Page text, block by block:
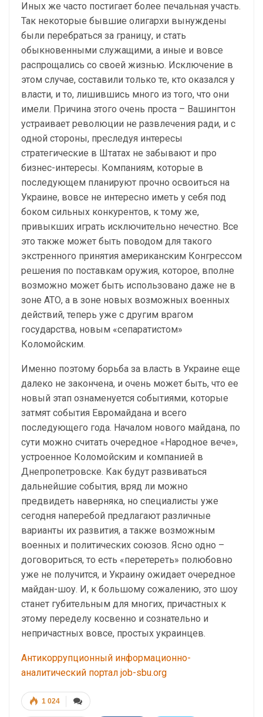
Иных же часто постигает более печальная участь.
Так некоторые бывшие олигархи вынуждены
были перебраться за границу, и стать
обыкновенными служащими, а иные и вовсе
распрощались со своей жизнью. Исключение в
этом случае, составили только те, кто оказался у
власти, и то, лишившись много из того, что они
имели. Причина этого очень проста – Вашингтон
устраивает революции не развлечения ради, и с
одной стороны, преследуя интересы
стратегические в Штатах не забывают и про
бизнес-интересы. Компаниям, которые в
последующем планируют прочно освоиться на
Украине, вовсе не интересно иметь у себя под
боком сильных конкурентов, к тому же,
привыкших играть исключительно нечестно. Все
это также может быть поводом для такого
экстренного принятия американским Конгрессом
решения по поставкам оружия, которое, вполне
возможно может быть использовано даже не в
зоне АТО, а в зоне новых возможных военных
действий, теперь уже с другим врагом
государства, новым «сепаратистом»
Коломойским.
Именно поэтому борьба за власть в Украине еще
далеко не закончена, и очень может быть, что ее
новый этап ознаменуется событиями, которые
затмят события Евромайдана и всего
последующего года. Началом нового майдана, по
сути можно считать очередное «Народное вече»,
устроенное Коломойским и компанией в
Днепропетровске. Как будут развиваться
дальнейшие события, вряд ли можно
предвидеть наверняка, но специалисты уже
сегодня наперебой предлагают различные
варианты их развития, а также возможным
военных и политических союзов. Ясно одно –
договориться, то есть «перетереть» полюбовно
уже не получится, и Украину ожидает очередное
майдан-шоу. И, к большому сожалению, это шоу
станет губительным для многих, причастных к
этому переделу косвенно и сознательно и
непричастных вовсе, простых украинцев.
Антикоррупционный информационно-
аналитический портал job-sbu.org
1 024